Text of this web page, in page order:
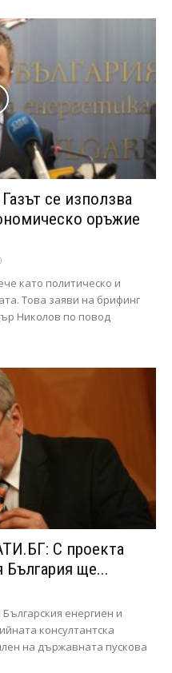
се използва
оръжие
като политическо и
Това заяви на брифинг
Николов по повод
С проекта
България ще...
енергиен и
консултантска
на държавната пускова